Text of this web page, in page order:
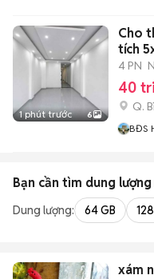
1 phút trước 6
Cho
tích
4 PN
40
Q.
BĐS
Bạn cần tìm dung lượng
Dung lượng: 64 GB
xám